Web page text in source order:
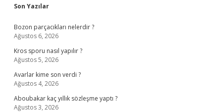
Sidebar
Son Yazılar
Bozon parçacıkları nelerdir ?
Ağustos 6, 2026
Kros sporu nasıl yapılır ?
Ağustos 5, 2026
Avarlar kime son verdi ?
Ağustos 4, 2026
Aboubakar kaç yıllık sözleşme yaptı ?
Ağustos 3, 2026